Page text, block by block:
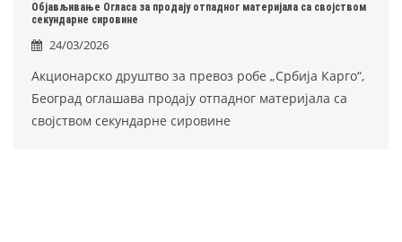
Објављивање Огласа за продају отпадног материјала са својством
секундарне сировине
24/03/2026
Акционарско друштво за превоз робе „Србија Карго“,
Београд оглашава продају отпадног материјала са
својством секундарне сировине